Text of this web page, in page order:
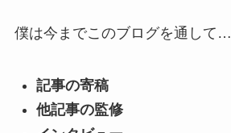
僕は今までこのブログを通して…
記事の寄稿
他記事の監修